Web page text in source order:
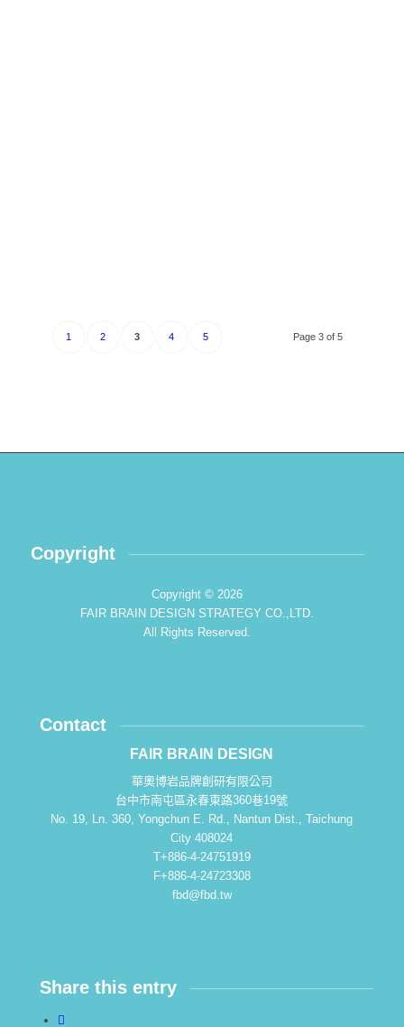
Page 3 of 5
1 2 3 4 5
Copyright
Copyright © 2026
FAIR BRAIN DESIGN STRATEGY CO.,LTD.
All Rights Reserved.
Contact
FAIR BRAIN DESIGN
華奧博岩品牌創研有限公司
台中市南屯區永春東路360巷19號
No. 19, Ln. 360, Yongchun E. Rd., Nantun Dist., Taichung
City 408024
T+886-4-24751919
F+886-4-24723308
fbd@fbd.tw
Share this entry